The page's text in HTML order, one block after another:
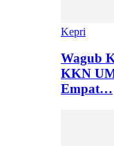
Kepri
Wagub
KKN
Empat…